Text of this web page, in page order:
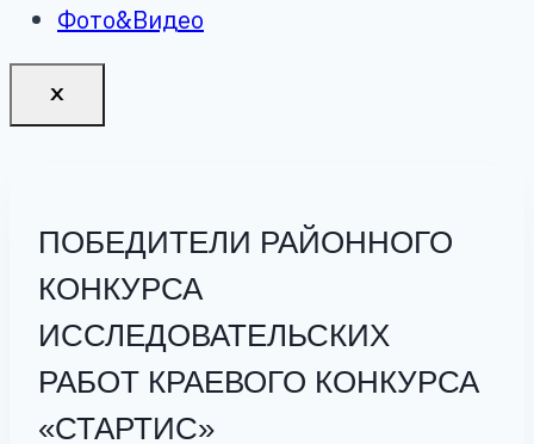
Фото&Видео
X
ПОБЕДИТЕЛИ РАЙОННОГО
КОНКУРСА
ИССЛЕДОВАТЕЛЬСКИХ
РАБОТ КРАЕВОГО КОНКУРСА
«СТАРТИС»